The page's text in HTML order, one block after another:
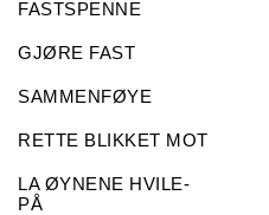
FASTSPENNE
GJØRE FAST
SAMMENFØYE
RETTE BLIKKET MOT
LA ØYNENE HVILE-
PÅ